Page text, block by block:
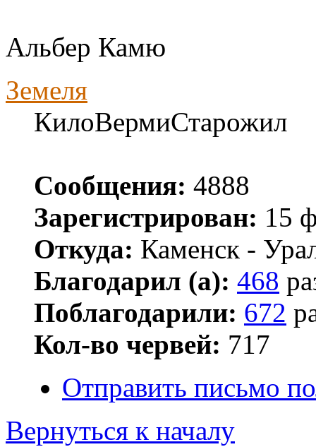
Альбер Камю
Земеля
КилоВермиСтарожил
Сообщения: 4888
Зарегистрирован: 15
Откуда: Каменск -
Благодарил (а): 468
Поблагодарили: 672
Кол-во червей: 717
Отправить письмо
Вернуться к началу